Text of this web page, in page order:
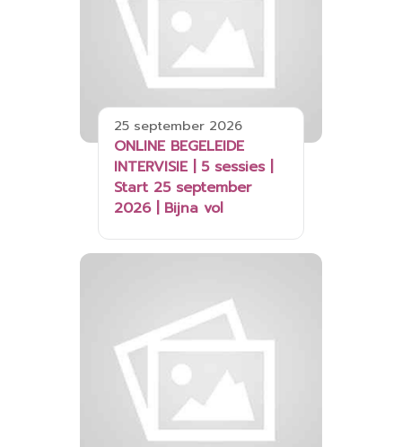
25 september 2026
ONLINE BEGELEIDE
INTERVISIE | 5 sessies |
Start 25 september
2026 | Bijna vol